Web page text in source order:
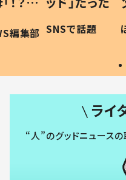
編集部
作り続ける
#令和の子
SNSで話題
ライ
“人”のグッドニュース